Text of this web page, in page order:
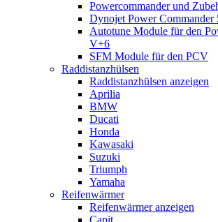
Powercommander und
Dynojet Power Commander
Autotune Module für den
V+6
SFM Module für den PCV
Raddistanzhülsen
Raddistanzhülsen anzeigen
Aprilia
BMW
Ducati
Honda
Kawasaki
Suzuki
Triumph
Yamaha
Reifenwärmer
Reifenwärmer anzeigen
Capit